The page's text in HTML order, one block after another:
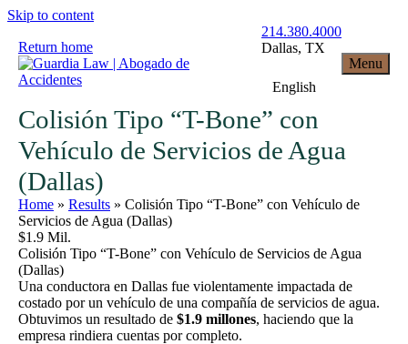
Skip to content
Return home
Menu
214.380.4000
Dallas, TX
English
Colisión Tipo “T-Bone” con
Vehículo de Servicios de Agua
(Dallas)
Home » Results » Colisión Tipo “T-Bone” con Vehículo de
Servicios de Agua (Dallas)
$1.9 Mil.
Colisión Tipo “T-Bone” con Vehículo de Servicios de Agua
(Dallas)
Una conductora en Dallas fue violentamente impactada de
costado por un vehículo de una compañía de servicios de agua.
Obtuvimos un resultado de $1.9 millones, haciendo que la
empresa rindiera cuentas por completo.